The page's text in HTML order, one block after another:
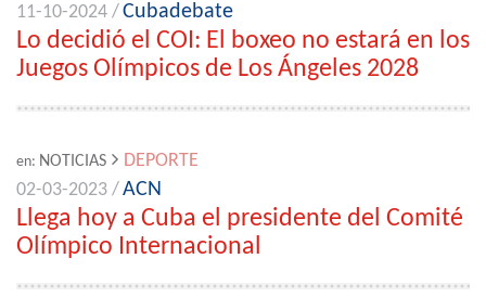
11-10-2024 /Cubadebate
Lo decidió el COI: El boxeo no estará en los
Juegos Olímpicos de Los Ángeles 2028
en: NOTICIAS
DEPORTE
02-03-2023 /ACN
Llega hoy a Cuba el presidente del Comité
Olímpico Internacional